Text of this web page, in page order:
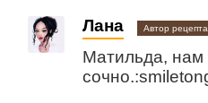
Лана Автор рецепта
Матильда,